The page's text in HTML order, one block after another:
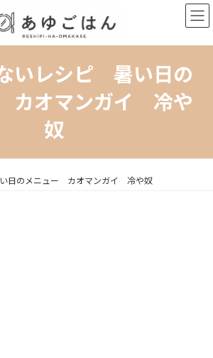
いレシピ 暑い日の
カオマンガイ 冷や
奴
日のメニュー カオマンガイ 冷や奴